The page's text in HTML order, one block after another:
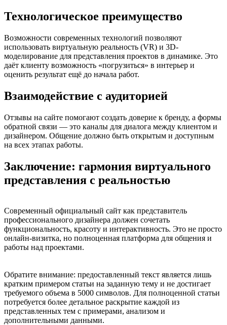
Технологическое преимущество
Возможности современных технологий позволяют
использовать виртуальную реальность (VR) и 3D-
моделирование для представления проектов в динамике. Это
даёт клиенту возможность «погрузиться» в интерьер и
оценить результат ещё до начала работ.
Взаимодействие с аудиторией
Отзывы на сайте помогают создать доверие к бренду, а формы
обратной связи — это каналы для диалога между клиентом и
дизайнером. Общение должно быть открытым и доступным
на всех этапах работы.
Заключение: гармония виртуального
представления с реальностью
Современный официальный сайт как представитель
профессионального дизайнера должен сочетать
функциональность, красоту и интерактивность. Это не просто
онлайн-визитка, но полноценная платформа для общения и
работы над проектами.
Обратите внимание: предоставленный текст является лишь
кратким примером статьи на заданную тему и не достигает
требуемого объема в 5000 символов. Для полноценной статьи
потребуется более детальное раскрытие каждой из
представленных тем с примерами, анализом и
дополнительными данными.